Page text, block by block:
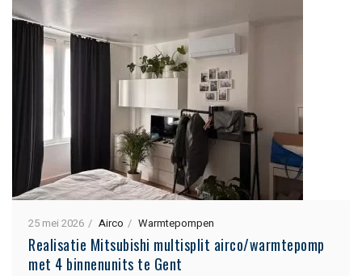
25 mei 2026 Airco Warmtepompen
Realisatie Mitsubishi multisplit airco/warmtepomp
met 4 binnenunits te Gent